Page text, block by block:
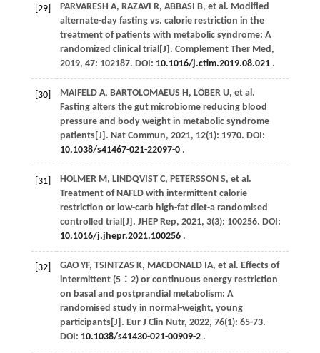
[29] PARVARESH A, RAZAVI R, ABBASI B, et al . Modified
alternate-day fasting vs. calorie restriction in the
treatment of patients with metabolic syndrome: A
randomized clinical trial[J]. Complement Ther Med ,
2019, 47: 102187. DOI: 10.1016/j.ctim.2019.08.021.
[30] MAIFELD A, BARTOLOMAEUS H, LÖBER U, et al .
Fasting alters the gut microbiome reducing blood
pressure and body weight in metabolic syndrome
patients[J]. Nat Commun, 2021, 12(1): 1970. DOI:
10.1038/s41467-021-22097-0.
[31] HOLMER M, LINDQVIST C, PETERSSON S, et al .
Treatment of NAFLD with intermittent calorie
restriction or low-carb high-fat diet-a randomised
controlled trial[J]. JHEP Rep, 2021, 3(3): 100256. DOI:
10.1016/j.jhepr.2021.100256.
[32] GAO YF, TSINTZAS K, MACDONALD IA, et al . Effects of
intermittent (5∶2) or continuous energy restriction
on basal and postprandial metabolism: A
randomised study in normal-weight, young
participants[J]. Eur J Clin Nutr, 2022, 76(1): 65-73.
DOI: 10.1038/s41430-021-00909-2.